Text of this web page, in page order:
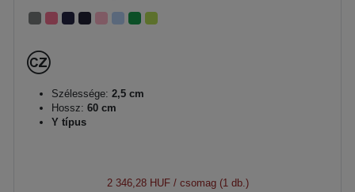
Szélessége: 2,5 cm
Hossz: 60 cm
Y típus
2 346,28 HUF/ csomag (1 db.)